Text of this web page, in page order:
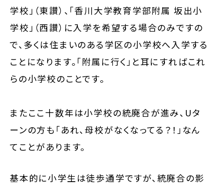
学校」（東讃）、「香川大学教育学部附属 坂出小
学校」（西讃）に入学を希望する場合のみですの
で、多くは住まいのある学区の小学校へ入学する
ことになります。「附属に行く」と耳にすればこれ
らの小学校のことです。
またここ十数年は小学校の統廃合が進み、Uタ
ーンの方も「あれ、母校がなくなってる？！」なん
てことがあります。
基本的に小学生は徒歩通学ですが、統廃合の影